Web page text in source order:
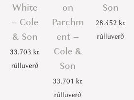
White
– Cole
& Son
33.703 kr.
rúlluverð
on
Parchm
ent –
Cole &
Son
33.701 kr.
rúlluverð
Son
28.452 kr.
rúlluverð